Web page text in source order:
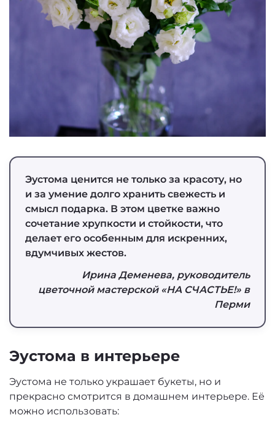
Эустома ценится не только за красоту, но
и за умение долго хранить свежесть и
смысл подарка. В этом цветке важно
сочетание хрупкости и стойкости, что
делает его особенным для искренних,
вдумчивых жестов.
Ирина Деменева, руководитель
цветочной мастерской «НА СЧАСТЬЕ!» в
Перми
Эустома в интерьере
Эустома не только украшает букеты, но и
прекрасно смотрится в домашнем интерьере. Её
можно использовать: